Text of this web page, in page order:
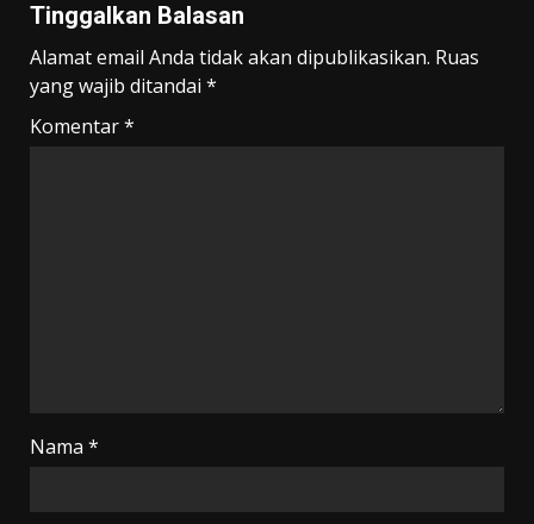
Tinggalkan Balasan
Alamat email Anda tidak akan dipublikasikan. Ruas
yang wajib ditandai *
Komentar*
Nama *